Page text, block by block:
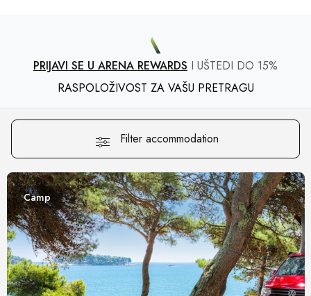
PRIJAVI SE U ARENA REWARDS I UŠTEDI DO 15%
RASPOLOŽIVOST ZA VAŠU PRETRAGU
Filter accommodation
Camp